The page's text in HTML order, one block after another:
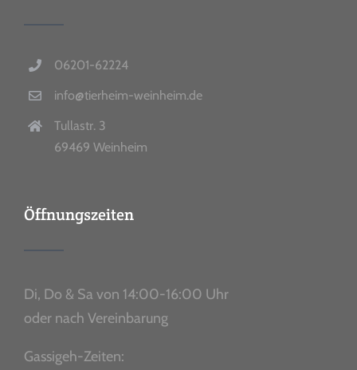
06201-62224
info@tierheim-weinheim.de
Tullastr. 3
69469 Weinheim
Öffnungszeiten
Di, Do & Sa von 14:00-16:00 Uhr
oder nach Vereinbarung
Gassigeh-Zeiten: